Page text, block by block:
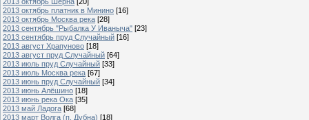
2013 октябрь платник в Минино [16]
2013 октябрь Москва река [28]
2013 сентябрь "Рыбалка У Иваныча" [23]
2013 сентябрь пруд Случайный [16]
2013 август Храпуново [18]
2013 август пруд Случайный [64]
2013 июль пруд Случайный [33]
2013 июль Москва река [67]
2013 июнь пруд Случайный [34]
2013 июнь Алёшино [18]
2013 июнь река Ока [35]
2013 май Ладога [68]
2013 март Волга (п. Дубна) [18]